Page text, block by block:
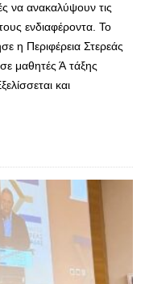
να ανακαλύψουν τις
ενδιαφέροντα. Το
η Περιφέρεια Στερεάς
μαθητές Ά τάξης
και